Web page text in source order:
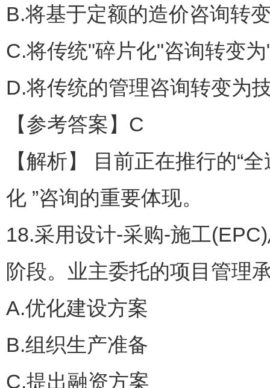
B.将基于定额的造价咨询转
C.将传统"碎片化"咨询转变
D.将传统的管理咨询转变为
【参考答案】C
【解析】 目前正在推行的“
化 ”咨询的重要体现。
18.采用设计-采购-施工
阶段。业主委托的项目管理
A.优化建设方案
B.组织生产准备
C.提出融资方案